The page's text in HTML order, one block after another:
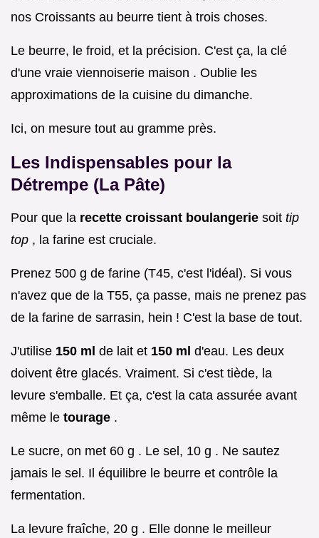
nos Croissants au beurre tient à trois choses.
Le beurre, le froid, et la précision. C'est ça, la clé
d'une vraie viennoiserie maison . Oublie les
approximations de la cuisine du dimanche.
Ici, on mesure tout au gramme près.
Les Indispensables pour la
Détrempe (La Pâte)
Pour que la recette croissant boulangerie soit tip
top , la farine est cruciale.
Prenez 500 g de farine (T45, c'est l'idéal). Si vous
n'avez que de la T55, ça passe, mais ne prenez pas
de la farine de sarrasin, hein ! C'est la base de tout.
J'utilise 150 ml de lait et 150 ml d'eau. Les deux
doivent être glacés. Vraiment. Si c'est tiède, la
levure s'emballe. Et ça, c'est la cata assurée avant
même le tourage .
Le sucre, on met 60 g . Le sel, 10 g . Ne sautez
jamais le sel. Il équilibre le beurre et contrôle la
fermentation.
La levure fraîche, 20 g . Elle donne le meilleur